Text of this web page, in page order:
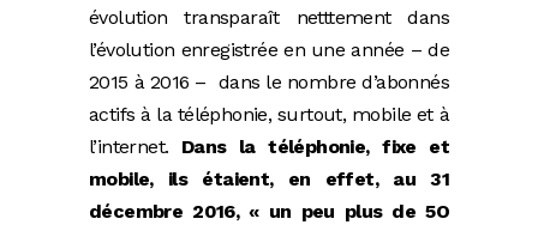
évolution transparaît netttement dans
l’évolution enregistrée en une année – de
2015 à 2016 – dans le nombre d’abonnés
actifs à la téléphonie, surtout, mobile et à
l’internet. Dans la téléphonie, fixe et
mobile, ils étaient, en effet, au 31
décembre 2016, « un peu plus de 5O